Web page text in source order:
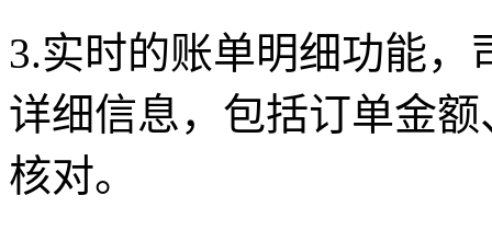
3.实时的账单明细功能
详细信息，包括订单金
核对。